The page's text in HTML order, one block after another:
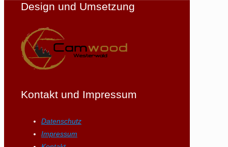
Design und Umsetzung
Kontakt und Impressum
Datenschutz
Impressum